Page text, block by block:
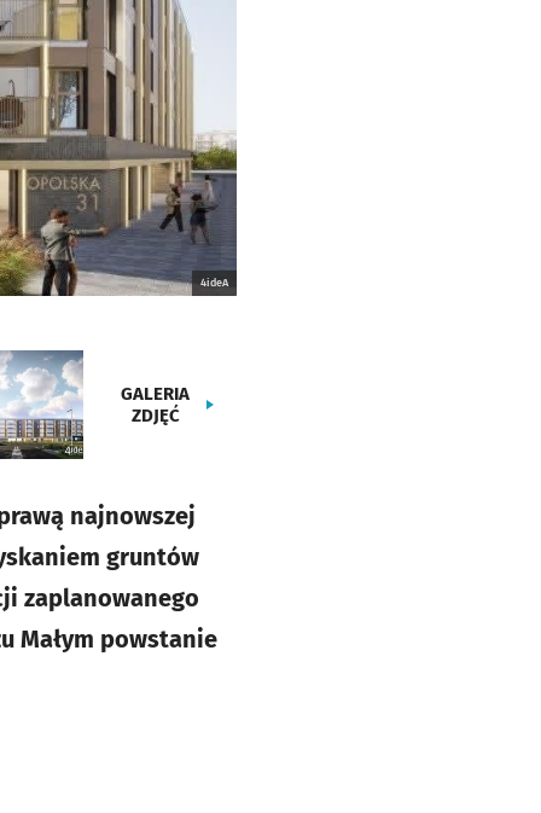
4ideA
GALERIA
ZDJĘĆ
najnowszej
gruntów
zaplanowanego
Małym powstanie